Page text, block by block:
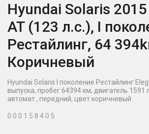
Hyundai Solaris
AT (123 л.с.), I
Рестайлинг, 64
Коричневый
Hyundai Solaris I поколение Рестайлинг
выпуска, пробег 64394 км, двигатель 1591
автомат , передний, цвет коричневый
0 0 0 1 5 8 4 0 5